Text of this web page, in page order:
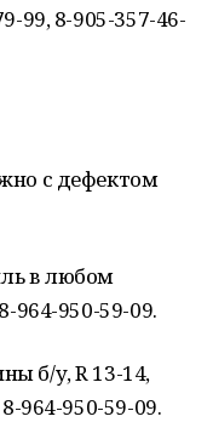
99, 8-905-357-46-
с дефектом
в любом
964-950-59-09.
б/у, R 13-14,
964-950-59-09.